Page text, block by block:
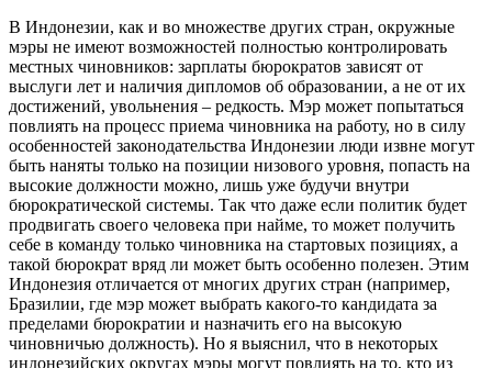
В Индонезии, как и во множестве других стран, окружные
мэры не имеют возможностей полностью контролировать
местных чиновников: зарплаты бюрократов зависят от
выслуги лет и наличия дипломов об образовании, а не от их
достижений, увольнения – редкость. Мэр может попытаться
повлиять на процесс приема чиновника на работу, но в силу
особенностей законодательства Индонезии люди извне могут
быть наняты только на позиции низового уровня, попасть на
высокие должности можно, лишь уже будучи внутри
бюрократической системы. Так что даже если политик будет
продвигать своего человека при найме, то может получить
себе в команду только чиновника на стартовых позициях, а
такой бюрократ вряд ли может быть особенно полезен. Этим
Индонезия отличается от многих других стран (например,
Бразилии, где мэр может выбрать какого-то кандидата за
пределами бюрократии и назначить его на высокую
чиновничью должность). Но я выяснил, что в некоторых
индонезийских округах мэры могут повлиять на то, кто из